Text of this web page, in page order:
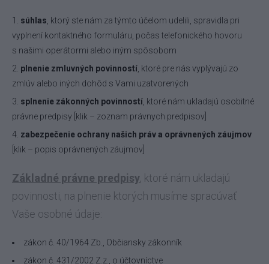
súhlas , ktorý ste nám za týmto účelom udelili, spravidla pri
vyplnení kontaktného formuláru, počas telefonického hovoru
s našimi operátormi alebo iným spôsobom
plnenie zmluvných povinností , ktoré pre nás vyplývajú zo
zmlúv alebo iných dohôd s Vami uzatvorených
splnenie zákonných povinností , ktoré nám ukladajú osobitné
právne predpisy [klik – zoznam právnych predpisov]
zabezpečenie ochrany našich práv a oprávnených záujmov
[klik – popis oprávnených záujmov]
Základné právne predpisy, ktoré nám ukladajú
povinnosti, na plnenie ktorých musíme spracúvať
Vaše osobné údaje:
zákon č. 40/1964 Zb., Občiansky zákonník
zákon č. 431/2002 Z.z., o účtovníctve